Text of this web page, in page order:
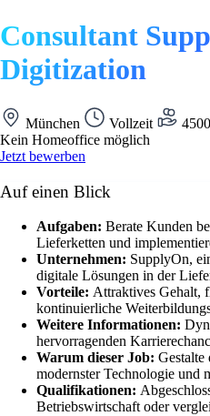
Consultant
Digitization
München Vollzeit
Kein Homeoffice möglich
Jetzt bewerben
Auf einen Blick
Aufgaben: Berate Kunden
Lieferketten und
Unternehmen: SupplyOn,
digitale Lösungen in der
Vorteile: Attraktives Gehalt,
kontinuierliche
Weitere Informationen:
hervorragenden
Warum dieser Job:
modernster Technologie und
Qualifikationen:
Betriebswirtschaft oder